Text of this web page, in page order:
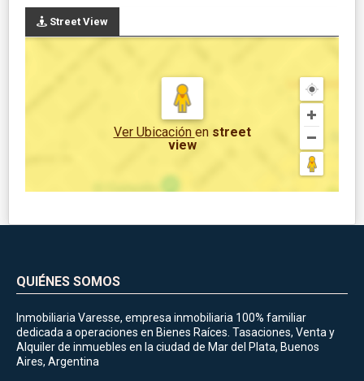
Street View
Ver Ubicación en street
view
QUIÉNES SOMOS
Inmobiliaria Varesse, empresa inmobiliaria 100% familiar
dedicada a operaciones en Bienes Raíces. Tasaciones, Venta y
Alquiler de inmuebles en la ciudad de Mar del Plata, Buenos
Aires, Argentina